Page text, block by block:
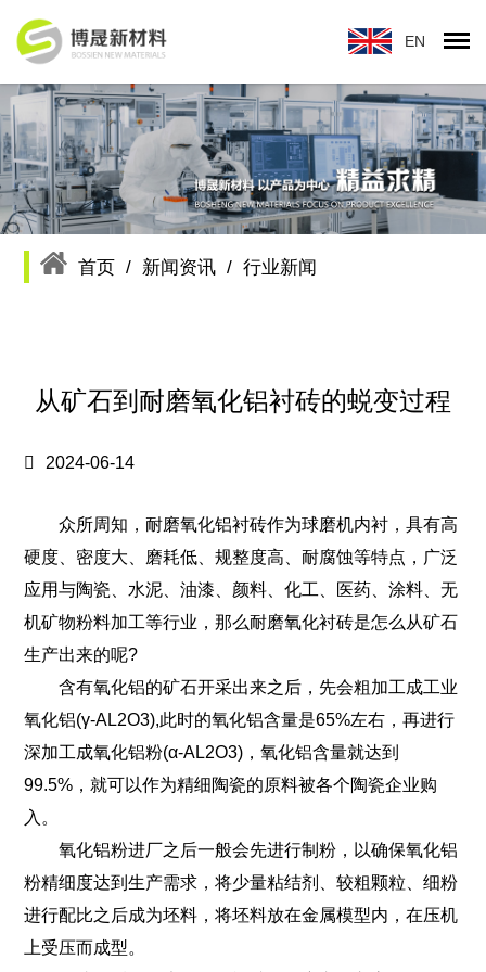
首页 / 新闻资讯 / 行业新闻
从矿石到耐磨氧化铝衬砖的蜕变过程
2024-06-14
众所周知，耐磨氧化铝衬砖作为球磨机内衬，具有高
硬度、密度大、磨耗低、规整度高、耐腐蚀等特点，广泛
应用与陶瓷、水泥、油漆、颜料、化工、医药、涂料、无
机矿物粉料加工等行业，那么耐磨氧化衬砖是怎么从矿石
生产出来的呢?
含有氧化铝的矿石开采出来之后，先会粗加工成工业
氧化铝(γ-AL2O3),此时的氧化铝含量是65%左右，再进行
深加工成氧化铝粉(α-AL2O3)，氧化铝含量就达到
99.5%，就可以作为精细陶瓷的原料被各个陶瓷企业购
入。
氧化铝粉进厂之后一般会先进行制粉，以确保氧化铝
粉精细度达到生产需求，将少量粘结剂、较粗颗粒、细粉
进行配比之后成为坯料，将坯料放在金属模型内，在压机
上受压而成型。